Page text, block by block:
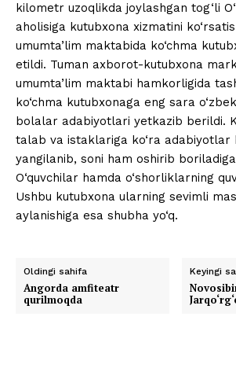
kilometr uzoqlikda joylashgan tog‘li
aholisiga kutubxona xizmatini
umumta’lim maktabida ko‘chma
etildi. Tuman axborot-kutubxona
umumta’lim maktabi hamkorligida
ko‘chma kutubxonaga eng sara
bolalar adabiyotlari yetkazib berildi.
talab va istaklariga ko‘ra adabiyotlar
yangilanib, soni ham oshirib
O‘quvchilar hamda o‘shorliklarning
Ushbu kutubxona ularning sevimli
aylanishiga esa shubha yo‘q.
Oldingi sahifa
Angorda amfiteatr
qurilmoqda
Keyingi